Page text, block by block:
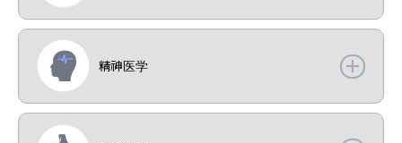
精神医学